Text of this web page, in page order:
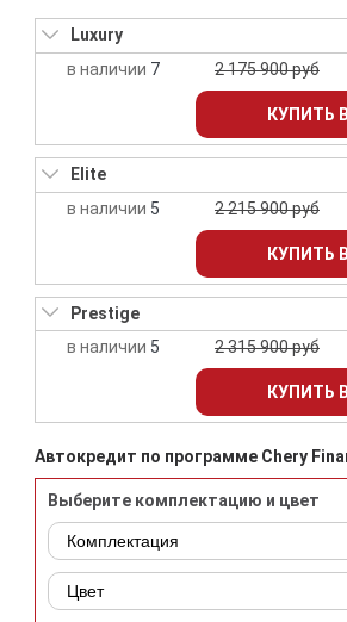
Luxury
7
2 175 900 руб
КУПИТЬ
Elite
5
2 215 900 руб
КУПИТЬ
Prestige
5
2 315 900 руб
КУПИТЬ
Автокредит по программе Chery
Выберите комплектацию и цвет